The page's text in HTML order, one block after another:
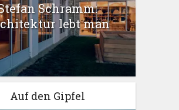
Schramm:
lebt man
Auf den Gipfel